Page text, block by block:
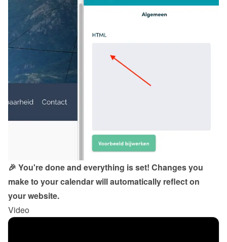
🎉 You're done and everything is set! Changes you
make to your calendar will automatically reflect on
your website.
Video